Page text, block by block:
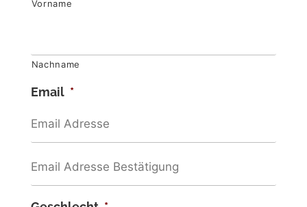
Vorname
Nachname
Email *